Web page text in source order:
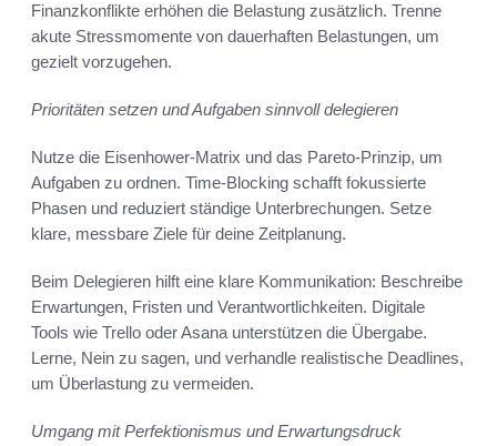
Finanzkonflikte erhöhen die Belastung zusätzlich. Trenne
akute Stressmomente von dauerhaften Belastungen, um
gezielt vorzugehen.
Prioritäten setzen und Aufgaben sinnvoll delegieren
Nutze die Eisenhower-Matrix und das Pareto-Prinzip, um
Aufgaben zu ordnen. Time-Blocking schafft fokussierte
Phasen und reduziert ständige Unterbrechungen. Setze
klare, messbare Ziele für deine Zeitplanung.
Beim Delegieren hilft eine klare Kommunikation: Beschreibe
Erwartungen, Fristen und Verantwortlichkeiten. Digitale
Tools wie Trello oder Asana unterstützen die Übergabe.
Lerne, Nein zu sagen, und verhandle realistische Deadlines,
um Überlastung zu vermeiden.
Umgang mit Perfektionismus und Erwartungsdruck